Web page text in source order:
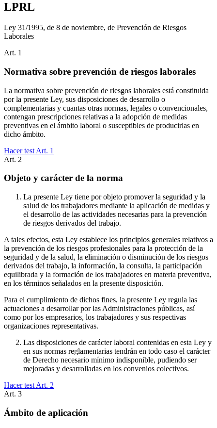
LPRL
Ley 31/1995, de 8 de noviembre, de Prevención de Riesgos
Laborales
Art. 1
Normativa sobre prevención de riesgos laborales
La normativa sobre prevención de riesgos laborales está constituida
por la presente Ley, sus disposiciones de desarrollo o
complementarias y cuantas otras normas, legales o convencionales,
contengan prescripciones relativas a la adopción de medidas
preventivas en el ámbito laboral o susceptibles de producirlas en
dicho ámbito.
Hacer test Art. 1
Art. 2
Objeto y carácter de la norma
La presente Ley tiene por objeto promover la seguridad y la
salud de los trabajadores mediante la aplicación de medidas y
el desarrollo de las actividades necesarias para la prevención
de riesgos derivados del trabajo.
A tales efectos, esta Ley establece los principios generales relativos a
la prevención de los riesgos profesionales para la protección de la
seguridad y de la salud, la eliminación o disminución de los riesgos
derivados del trabajo, la información, la consulta, la participación
equilibrada y la formación de los trabajadores en materia preventiva,
en los términos señalados en la presente disposición.
Para el cumplimiento de dichos fines, la presente Ley regula las
actuaciones a desarrollar por las Administraciones públicas, así
como por los empresarios, los trabajadores y sus respectivas
organizaciones representativas.
Las disposiciones de carácter laboral contenidas en esta Ley y
en sus normas reglamentarias tendrán en todo caso el carácter
de Derecho necesario mínimo indisponible, pudiendo ser
mejoradas y desarrolladas en los convenios colectivos.
Hacer test Art. 2
Art. 3
Ámbito de aplicación